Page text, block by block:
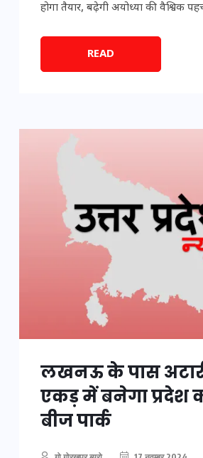
होगा तैयार, बढ़ेगी अयोध्या की वैश्विक
READ
लखनऊ के पास
एकड़ में बनेगा प्रदेश
बीज पार्क